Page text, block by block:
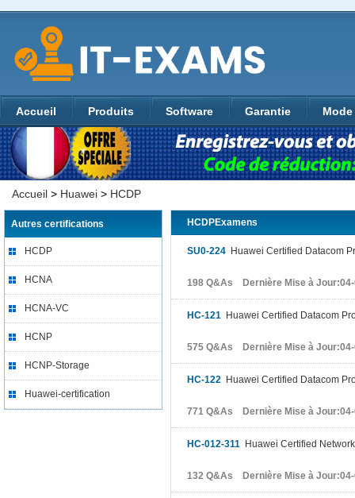
Accueil Produits Software Garantie
Accueil > Huawei > HCDP
Autres certifications
HCDP
HCNA
HCNA-VC
HCNP
HCNP-Storage
Huawei-certification
HCDPExamens
SU0-224 Huawei Certified Datacom
198 Q&As Dernière Mise à Jour:04-
HC-121 Huawei Certified Datacom
575 Q&As Dernière Mise à Jour:04-
HC-122 Huawei Certified Datacom
771 Q&As Dernière Mise à Jour:04-
HC-012-311 Huawei Certified
132 Q&As Dernière Mise à Jour:04-